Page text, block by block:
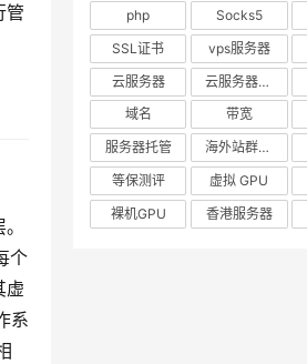
管
个
虚
系
php Socks5
SSL证书
vps服务器
云服务器
云服务器出租
域名
带宽
服务器托管
海外站群服务器
等保测评
虚拟 GPU
裸机GPU
香港服务器